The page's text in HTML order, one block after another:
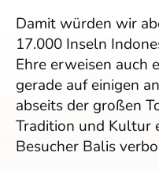
Damit würden wir
17.000 Inseln
Ehre erweisen auch
gerade auf einigen
abseits der großen
Tradition und Kultur
Besucher Balis